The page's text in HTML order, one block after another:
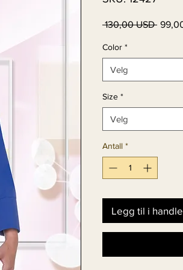
130,00 USD Vanlig
Color *
Velg
Size *
Velg
Antall *
Legg til i